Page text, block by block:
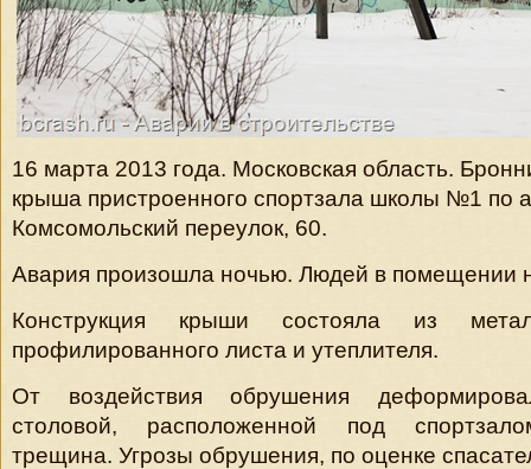
16 марта 2013 года. Московская область.
крыша пристроенного спортзала школы №1 по
Комсомольский переулок, 60.
Авария произошла ночью. Людей в помещении
Конструкция крыши состояла из
профилированного листа и утеплителя.
От воздействия обрушения
столовой, расположенной под
трещина. Угрозы обрушения, по оценке